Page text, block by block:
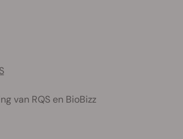
van RQS en BioBizz